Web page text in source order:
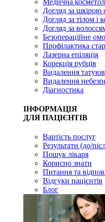
Догляд за шкірою
Догляд за тілом і
Догляд за
Безопераційне
Профілактика
Лазерна епіляція
Корекція рубців
Видалення
Видалення
Діагностика
ІНФОРМАЦІЯ
ДЛЯ ПАЦІЄНТІВ
Вартість послуг
Результати (до/
Пошук лікаря
Корисно знати
Питання та
Відгуки пацієнтів
Блог